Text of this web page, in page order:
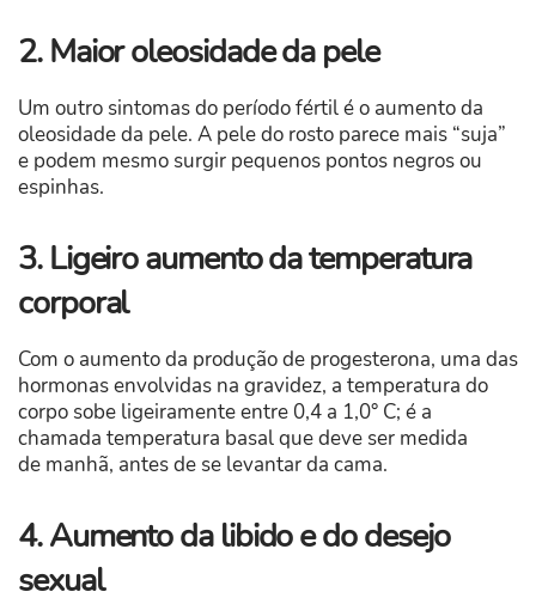
2. Maior oleosidade da pele
Um outro sintomas do período fértil é o aumento da
oleosidade da pele. A pele do rosto parece mais “suja”
e podem mesmo surgir pequenos pontos negros ou
espinhas.
3. Ligeiro aumento da temperatura
corporal
Com o aumento da produção de progesterona, uma das
hormonas envolvidas na gravidez, a temperatura do
corpo sobe ligeiramente entre 0,4 a 1,0° C; é a
chamada temperatura basal que deve ser medida
de manhã, antes de se levantar da cama.
4. Aumento da libido e do desejo
sexual